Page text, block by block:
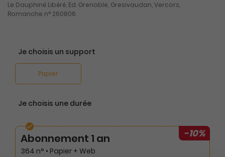
Le Dauphiné Libéré, Ed. Grenoble, Gresivaudan, Vercors,
Romanche n° 260806
Je choisis un support
Papier
Je choisis une durée
-10%
Abonnement 1 an
364 n° • Papier + Web